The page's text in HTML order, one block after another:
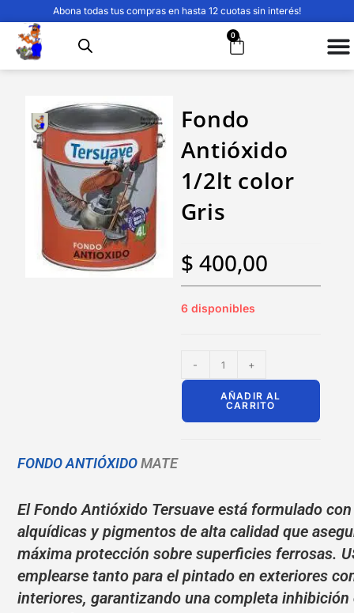
Abona todas tus compras en hasta 12 cuotas sin interés!
0
Fondo
Antióxido
1/2lt color
Gris
$ 400,00
6 disponibles
- +
AÑADIR AL
CARRITO
FONDO ANTIÓXIDOMATE
El Fondo Antióxido Tersuave está formulado
alquídicas y pigmentos de alta calidad que
máxima protección sobre superficies ferrosas.
emplearse tanto para el pintado en exteriores
interiores, garantizando una completa inhibición